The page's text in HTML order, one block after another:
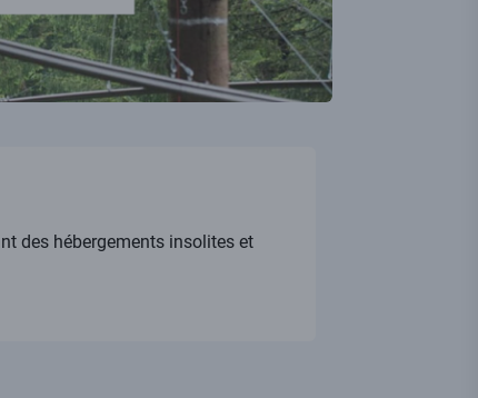
des hébergements insolites et